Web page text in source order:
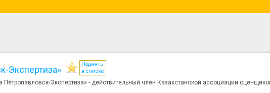
Экспертиза»
Поднять
в списке
Экспертиза» - действительный член Казахстанской ассоциации